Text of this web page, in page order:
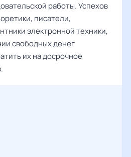
работы. Успехов
писатели,
электронной техники,
свободных денег
их на досрочное